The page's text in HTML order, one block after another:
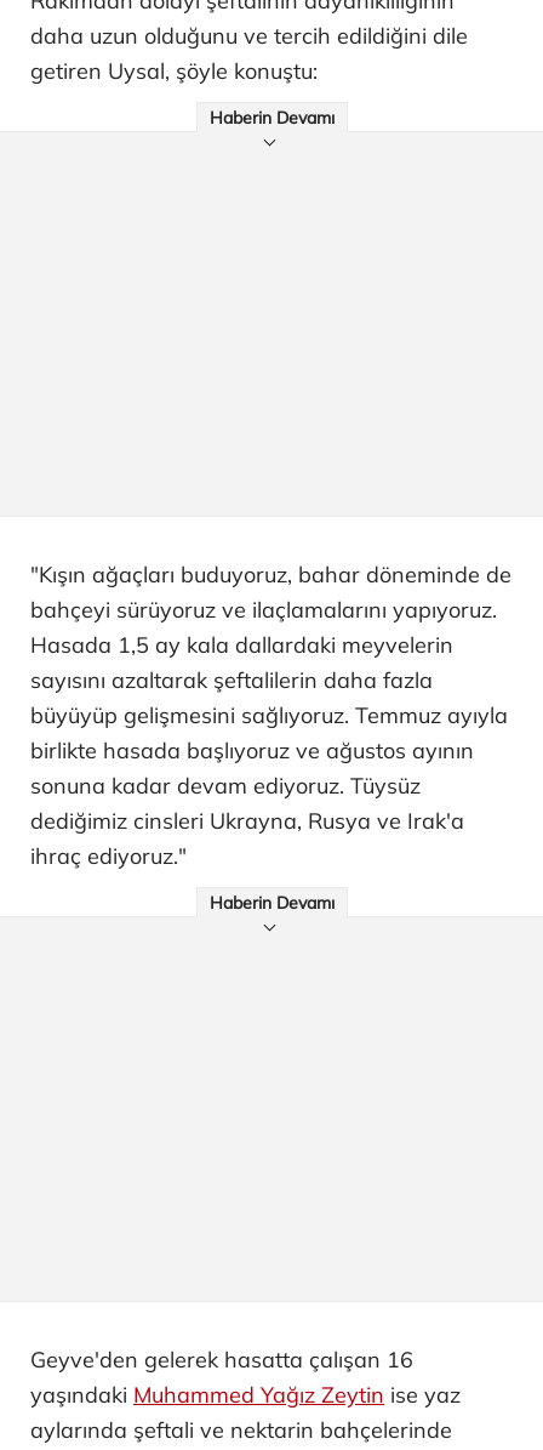
daha uzun olduğunu ve tercih edildiğini dile
getiren Uysal, şöyle konuştu:
Haberin Devamı
"Kışın ağaçları buduyoruz, bahar döneminde de
bahçeyi sürüyoruz ve ilaçlamalarını yapıyoruz.
Hasada 1,5 ay kala dallardaki meyvelerin
sayısını azaltarak şeftalilerin daha fazla
büyüyüp gelişmesini sağlıyoruz. Temmuz ayıyla
birlikte hasada başlıyoruz ve ağustos ayının
sonuna kadar devam ediyoruz. Tüysüz
dediğimiz cinsleri Ukrayna, Rusya ve Irak'a
ihraç ediyoruz."
Haberin Devamı
Geyve'den gelerek hasatta çalışan 16
yaşındaki Muhammed Yağız Zeytin ise yaz
aylarında şeftali ve nektarin bahçelerinde